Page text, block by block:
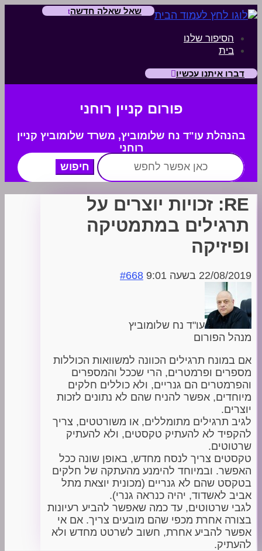
דברו איתנו עכשיו
שאל שאלה חדשה
הסיפור שלנו
בית
פורום קניין רוחני
בהנהלת עו"ד נח שלומוביץ, משרד שלומוביץ קניין
רוחני
חפש:
RE: זכויות יוצרים על
תרגילים במתמטיקה
ופיזיקה
22/08/2019 בשעה 9:01 #668
עו"ד נח שלומוביץ
מנהל הפורום
אם במונח תרגילים הכוונה למשוואות הכוללות
מספרים ופרמטרים, הרי שככל והמספרים
והפרמטרים הם גנריים, ולא כוללים חלקים
מיוחדים, אפשר להניח שהם לא נתונים לזכות
יוצרים.
לגיב תרגילים מתומללים, או משורטטים, צריך
להקפיד לא להעתיק טקסטים, ולא להעתיק
שרטוטים.
טקסטים צריך לנסח מחדש, באופן שונה ככל
האפשר. ובמיוחד להימנע מהעתקה של חלקים
בטקסט שהם לא גנריים (מכונית יוצאת מתל
אביב לאשדוד, יהיה כנראה גנרי).
לגבי שרטוטים, עד כמה שאפשר להביע רעיונות
בצורה אחרת מכפי שהם מובעים צריך. אם אי
אפשר להביע אחרת, חשוב לשרטט מחדש ולא
להעתיק.